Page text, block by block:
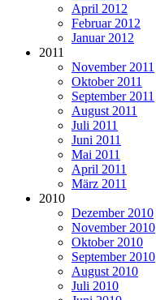
April 2012
Februar 2012
Januar 2012
2011
November 2011
Oktober 2011
September 2011
August 2011
Juli 2011
Juni 2011
Mai 2011
April 2011
März 2011
2010
Dezember 2010
November 2010
Oktober 2010
September 2010
August 2010
Juli 2010